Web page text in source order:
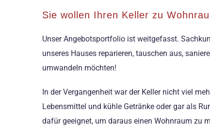
Sie wollen Ihren Keller zu
Unser Angebotsportfolio ist weitgefasst.
unseres Hauses reparieren, tauschen aus,
umwandeln möchten!
In der Vergangenheit war der Keller nicht viel
Lebensmittel und kühle Getränke oder gar als
dafür geeignet, um daraus einen Wohnraum zu